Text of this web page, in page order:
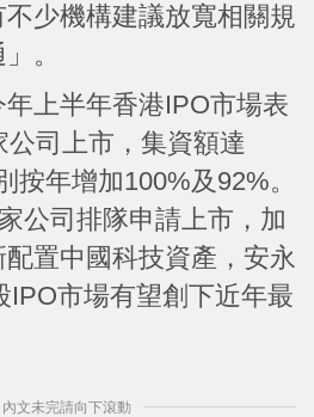
少機構建議放寬相關規
。
上半年香港IPO市場表
司上市，集資額達
按年增加100%及92%。
公司排隊申請上市，加
置中國科技資產，安永
IPO市場有望創下近年最
內文未完請向下滾動